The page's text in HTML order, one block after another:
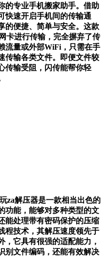
的专业手机搬家助手。借助
快速开启手机间的传输通
的便捷、简单与安全。这款
卡进行传输，完全摒弃了传
流量或外部WiFi，只需在手
传输各类文件。即便文件较
传输受阻，闪传能帮你轻
za解压器是一款相当出色的
功能，能够对多种类型的文
能处理带有密码保护的压缩
程技术，其解压速度领先于
，它具有很强的适配能力，
别文件编码，还能有效解决